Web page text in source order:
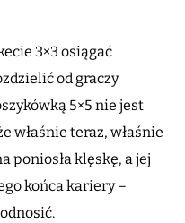
3×3 osiągać
od graczy
5×5 nie jest
właśnie teraz, właśnie
poniosła klęskę, a jej
końca kariery –